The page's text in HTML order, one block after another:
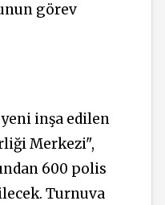
görev
inşa edilen
Merkezi",
600 polis
Turnuva